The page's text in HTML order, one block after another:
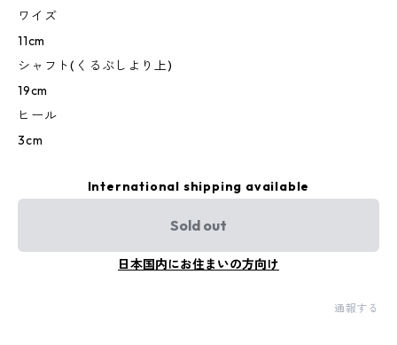
ワイズ
11cm
シャフト(くるぶしより上)
19cm
ヒール
3cm
International shipping available
Sold out
日本国内にお住まいの方向け
通報する